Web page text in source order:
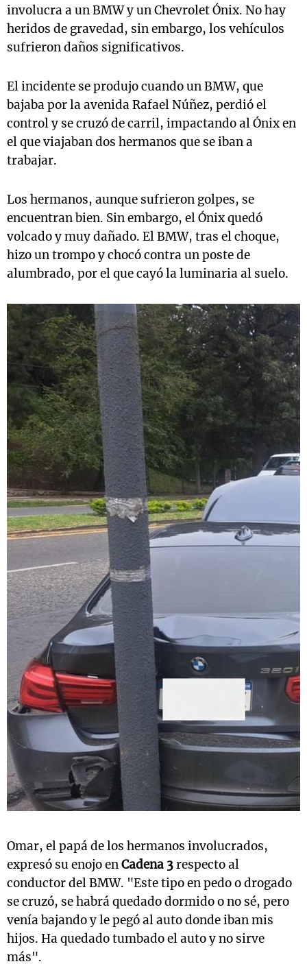
involucra a un BMW y un Chevrolet Ónix. No hay
heridos de gravedad, sin embargo, los vehículos
sufrieron daños significativos.
El incidente se produjo cuando un BMW, que
bajaba por la avenida Rafael Núñez, perdió el
control y se cruzó de carril, impactando al Ónix en
el que viajaban dos hermanos que se iban a
trabajar.
Los hermanos, aunque sufrieron golpes, se
encuentran bien. Sin embargo, el Ónix quedó
volcado y muy dañado. El BMW, tras el choque,
hizo un trompo y chocó contra un poste de
alumbrado, por el que cayó la luminaria al suelo.
Omar, el papá de los hermanos involucrados,
expresó su enojo enCadena 3respecto al
conductor del BMW. "Este tipo en pedo o drogado
se cruzó, se habrá quedado dormido o no sé, pero
venía bajando y le pegó al auto donde iban mis
hijos. Ha quedado tumbado el auto y no sirve
más".